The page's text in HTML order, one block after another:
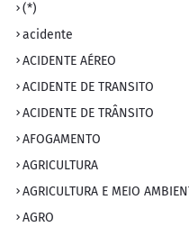
(*)
acidente
ACIDENTE AÉREO
ACIDENTE DE TRANSITO
ACIDENTE DE TRÂNSITO
AFOGAMENTO
AGRICULTURA
AGRICULTURA E MEIO
AGRO